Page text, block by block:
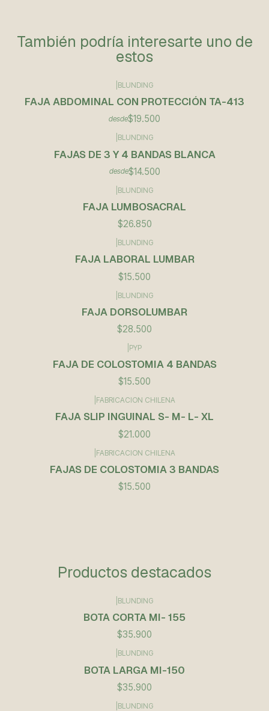
También podría interesarte uno de
estos
BLUNDING
FAJA ABDOMINAL CON PROTECCIÓN TA-413
desde$19.500
BLUNDING
FAJAS DE 3 Y 4 BANDAS BLANCA
desde$14.500
BLUNDING
FAJA LUMBOSACRAL
$26.850
BLUNDING
FAJA LABORAL LUMBAR
$15.500
BLUNDING
FAJA DORSOLUMBAR
$28.500
PYP
FAJA DE COLOSTOMIA 4 BANDAS
$15.500
FABRICACION CHILENA
FAJA SLIP INGUINAL S- M- L- XL
$21.000
FABRICACION CHILENA
FAJAS DE COLOSTOMIA 3 BANDAS
$15.500
Productos destacados
BLUNDING
BOTA CORTA MI- 155
$35.900
BLUNDING
BOTA LARGA MI-150
$35.900
BLUNDING